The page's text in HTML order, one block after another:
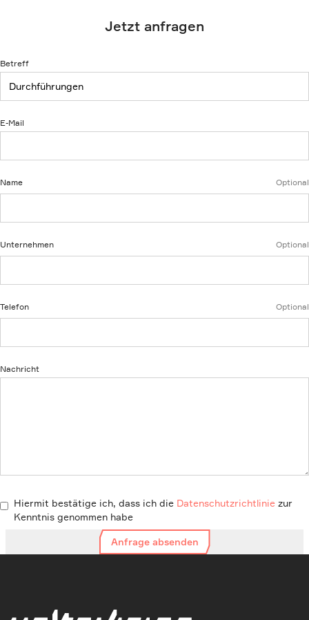
Jetzt anfragen
Betreff
E-Mail
Name Optional
Unternehmen Optional
Telefon Optional
Nachricht
Hiermit bestätige ich, dass ich die Datenschutzrichtliniezur
Kenntnis genommen habe
Anfrage absenden